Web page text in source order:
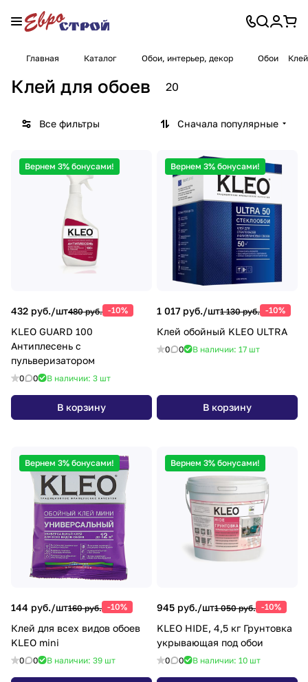
Главная Каталог Обои, интерьер, декор Обои
Клей для обоев 20
Все фильтры Сначала популярные
Вернем 3% бонусами!
432 руб./шт480 руб. -10%
KLEO GUARD 100
Антиплесень с
пульверизатором
0 0 В наличии: 3 шт
В корзину
Вернем 3% бонусами!
1 017 руб./шт1 130 руб. -10%
Клей обойный KLEO ULTRA
0 0 В наличии: 17 шт
В корзину
Вернем 3% бонусами!
144 руб./шт160 руб. -10%
Клей для всех видов обоев
KLEO mini
0 0 В наличии: 39 шт
Вернем 3% бонусами!
945 руб./шт1 050 руб. -10%
KLEO HIDE, 4,5 кг Грунтовка
укрывающая под обои
0 0 В наличии: 10 шт